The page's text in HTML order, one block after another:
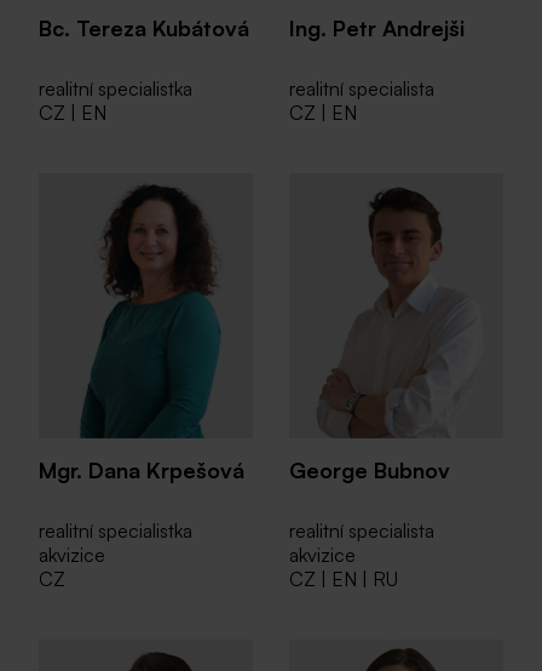
Bc. Tereza Kubátová
realitní specialistka
CZ | EN
Ing. Petr Andrejši
realitní specialista
CZ | EN
Mgr. Dana Krpešová
realitní specialistka
akvizice
CZ
George Bubnov
realitní specialista
akvizice
CZ | EN | RU